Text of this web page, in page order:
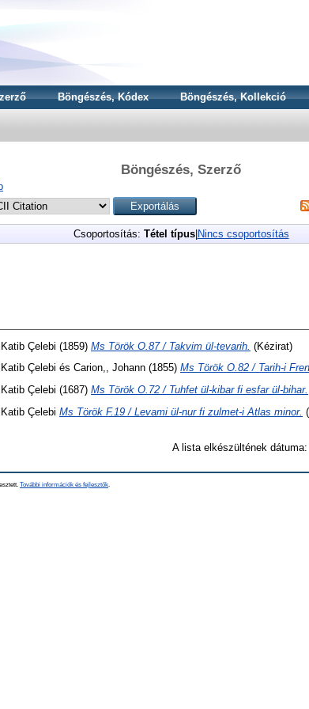
Böngészés, Kódex Böngészés, Kollekció
Böngészés, Szerző
Csoportosítás: Tétel típus| Nincs csoportosítás
Çelebi (1859) Ms Török O.87 / Takvim ül-tevarih. (Kézirat)
Çelebi és Carion,, Johann (1855) Ms Török O.82 / Tarih-i
Çelebi (1687) Ms Török O.72 / Tuhfet ül-kibar fi esfar ül-bihar.
Çelebi Ms Török F.19 / Levami ül-nur fi zulmet-i Atlas minor.
A lista elkészültének dátuma:
További információk és fejlesztők